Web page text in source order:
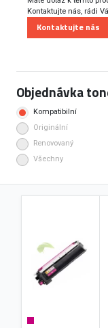
Kontaktujte nás, rádi
Kontaktujte nás
Objednávka
Kompatibilní
Originální
Renovovaný
Všechny